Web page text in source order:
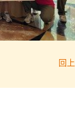
回上